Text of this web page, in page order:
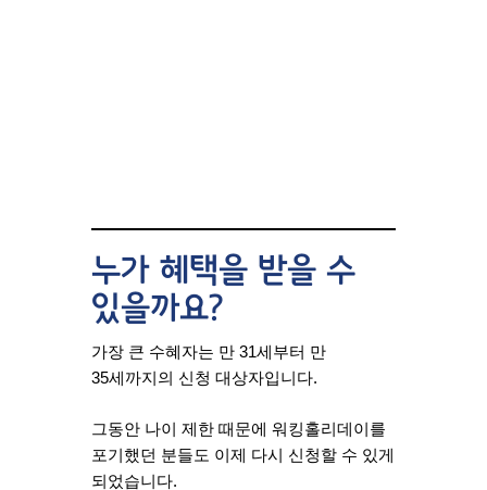
누가 혜택을 받을 수
있을까요?
가장 큰 수혜자는 만 31세부터 만
35세까지의 신청 대상자입니다.
그동안 나이 제한 때문에 워킹홀리데이를
포기했던 분들도 이제 다시 신청할 수 있게
되었습니다.